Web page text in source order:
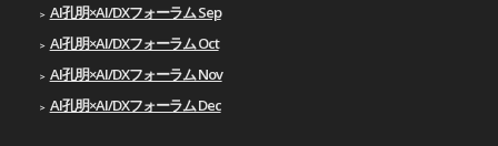
AI孔明×AI/DXフォーラム Sep
AI孔明×AI/DXフォーラム Oct
AI孔明×AI/DXフォーラム Nov
AI孔明×AI/DXフォーラム Dec